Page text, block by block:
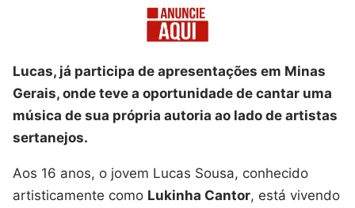
Lucas, já participa de apresentações em Minas
Gerais, onde teve a oportunidade de cantar uma
música de sua própria autoria ao lado de artistas
sertanejos.
Aos 16 anos, o jovem Lucas Sousa, conhecido
artisticamente como Lukinha Cantor, está vivendo